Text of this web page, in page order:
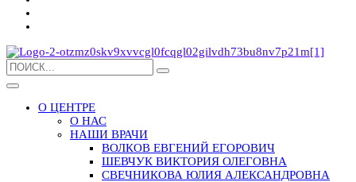
О ЦЕНТРЕ
О НАС
НАШИ ВРАЧИ
ВОЛКОВ ЕВГЕНИЙ ЕГОРОВИЧ
ШЕВЧУК ВИКТОРИЯ ОЛЕГОВНА
СВЕЧНИКОВА ЮЛИЯ АЛЕКСАНДРОВНА